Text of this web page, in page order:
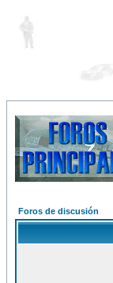
Foros de discusión